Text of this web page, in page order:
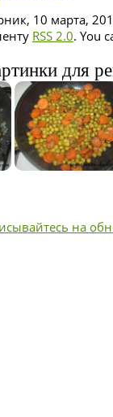
10 марта,
RSS 2.0. You
для
на